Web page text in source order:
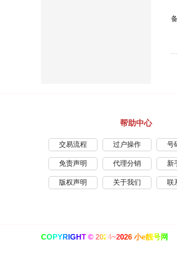
帮助中心
交易流程 过户操作 号
免责声明 代理分销 新
版权声明 关于我们 联
COPYRIGHT © 2024~2026 小e靓号网